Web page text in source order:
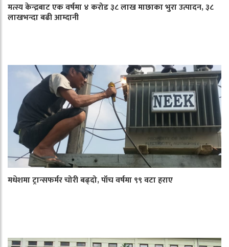
मत्स्य केन्द्रबाट एक वर्षमा ४ करोड ३८ लाख माछाका भुरा उत्पादन, ३८
लाखभन्दा बढी आम्दानी
मधेशमा ट्रान्सफर्मर चोरी बढ्दो, पाँच वर्षमा ९९ वटा हराए